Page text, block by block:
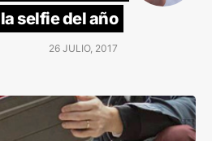
selfie del año
26 JULIO, 2017